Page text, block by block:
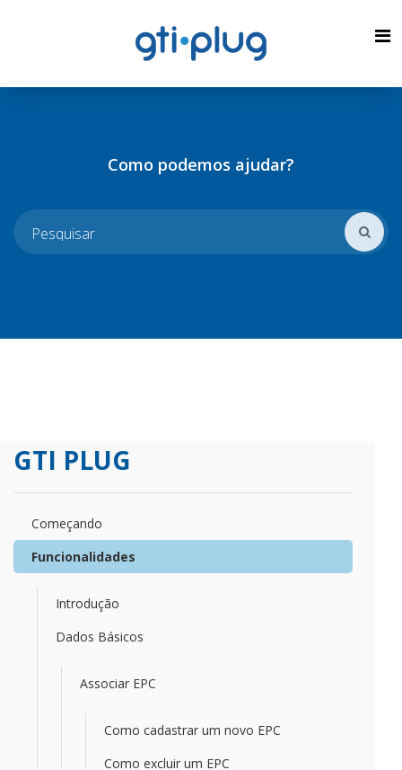
Como podemos ajudar?
GTI PLUG
Começando
Funcionalidades
Introdução
Dados Básicos
Associar EPC
Como cadastrar um novo EPC
Como excluir um EPC